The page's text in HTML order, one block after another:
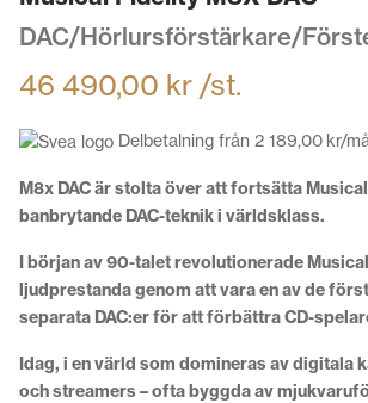
DAC/Hörlursförstärkare/
46 490,00 kr /st.
Delbetalning från 2 189,00 kr/
M8x DAC är stolta över att fortsätta
banbrytande DAC-teknik i världsklass.
I början av 90-talet revolutionerade
ljudprestanda genom att vara en av de
separata DAC:er för att förbättra CD-
Idag, i en värld som domineras av digitala
och streamers – ofta byggda av